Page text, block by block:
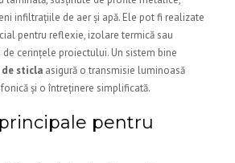
infiltrațiile de aer și apă. Ele pot fi realizate
pentru reflexie, izolare termică sau
cerințele proiectului. Un sistem bine
sticla asigură o transmisie luminoasă
și o întreținere simplificată.
pentru